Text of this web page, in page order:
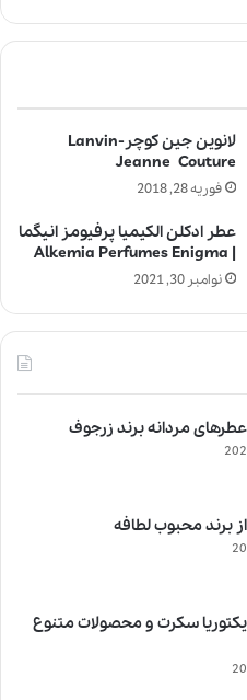
لانوین جین کوچر-Lanvin
Jeanne Couture
فوریه 28, 2018
عطر ادکلن الکیمیا پرفیومز انیگما
| Alkemia Perfumes Enigma
نوامبر 30, 2021
از برند محبوب لطافه
سکرت و محصولات متنوع